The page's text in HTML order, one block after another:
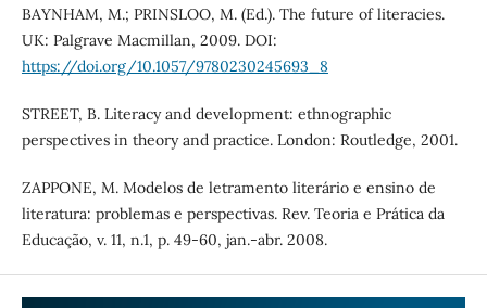
BAYNHAM, M.; PRINSLOO, M. (Ed.). The future of literacies.
UK: Palgrave Macmillan, 2009. DOI:
https://doi.org/10.1057/9780230245693_8
STREET, B. Literacy and development: ethnographic
perspectives in theory and practice. London: Routledge, 2001.
ZAPPONE, M. Modelos de letramento literário e ensino de
literatura: problemas e perspectivas. Rev. Teoria e Prática da
Educação, v. 11, n.1, p. 49-60, jan.-abr. 2008.